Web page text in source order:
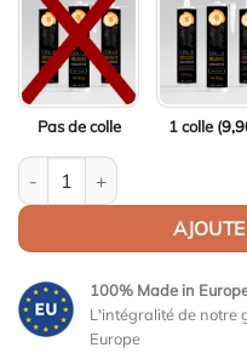
Pas de colle 1 colle (
quantité de Aileron Col de
100% Made in
L'intégralité de notre
Europe